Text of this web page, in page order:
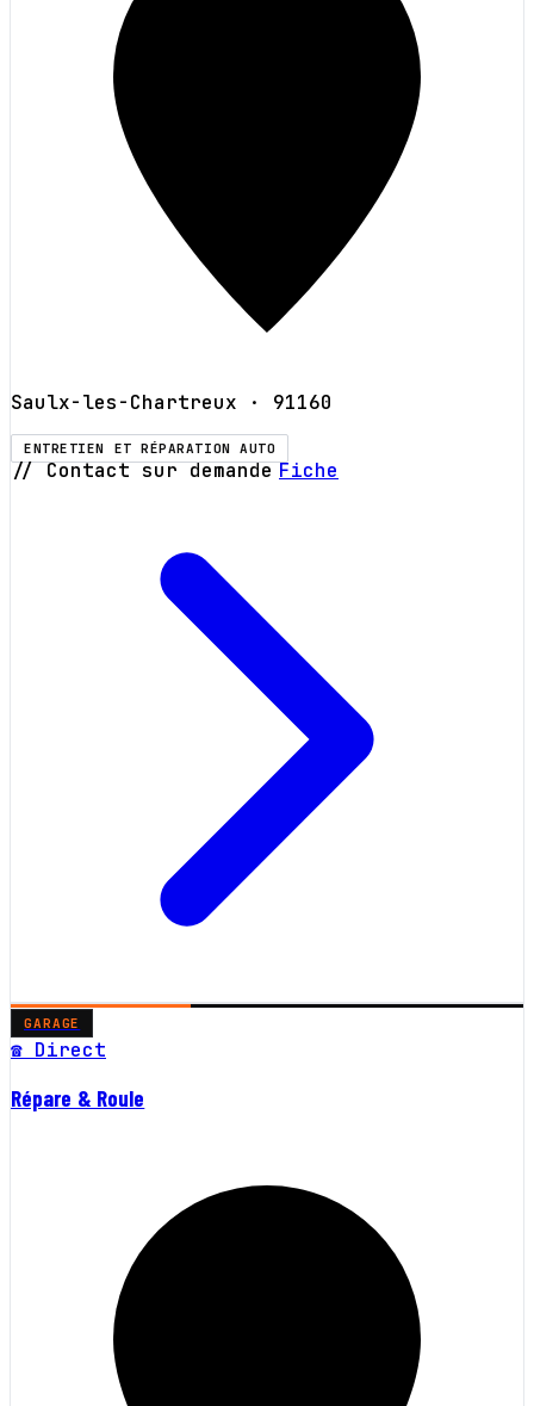
Saulx-les-Chartreux · 91160
ENTRETIEN ET RÉPARATION AUTO
// Contact sur demande Fiche
GARAGE
☎ Direct
Répare & Roule